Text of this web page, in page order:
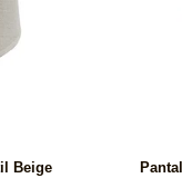
Beige